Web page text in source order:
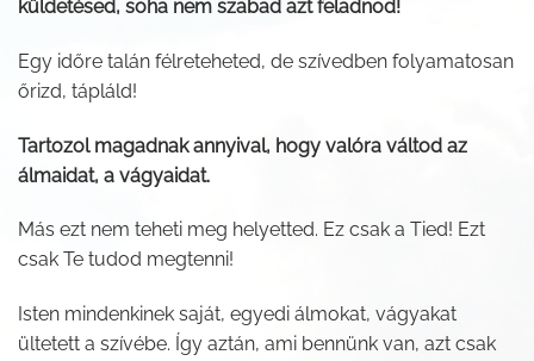
küldetésed, soha nem szabad azt feladnod!
Egy időre talán félreteheted, de szívedben folyamatosan
őrizd, tápláld!
Tartozol magadnak annyival, hogy valóra váltod az
álmaidat, a vágyaidat.
Más ezt nem teheti meg helyetted. Ez csak a Tied! Ezt
csak Te tudod megtenni!
Isten mindenkinek saját, egyedi álmokat, vágyakat
ültetett a szívébe. Így aztán, ami bennünk van, azt csak